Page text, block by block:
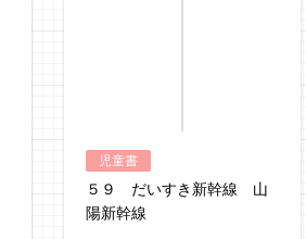
児童書
５９ だいすき新幹線 山
陽新幹線